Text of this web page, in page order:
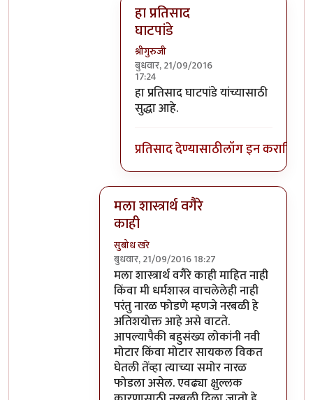
हा प्रतिसाद
घाटपांडे
श्रीगुरुजी
बुधवार, 21/09/2016
17:24
In reply toOk. Sorry. नारळाची शेंडी व
हा प्रतिसाद घाटपांडे यांच्यासाठी
सुद्धा आहे.
प्रतिसाद देण्यासाठीलॉग इन कराकिंवा
मला शास्त्रार्थ वगैरे
काही
सुबोध खरे
बुधवार, 21/09/2016 18:27
In reply toआत्मबंधवाल्यानी `कोहळा म्हणजे
मला शास्त्रार्थ वगैरे काही माहित नाही
किंवा मी धर्मशास्त्र वाचलेलेही नाही
परंतु नारळ फोडणे म्हणजे नरबळी हे
अतिशयोक्त आहे असे वाटते.
आपल्यापैकी बहुसंख्य लोकांनी नवी
मोटार किंवा मोटार सायकल विकत
घेतली तेंव्हा त्याच्या समोर नारळ
फोडला असेल. एवढ्या क्षुल्लक